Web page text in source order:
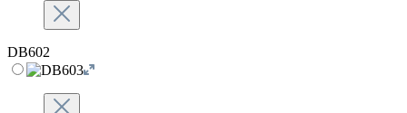
DB602